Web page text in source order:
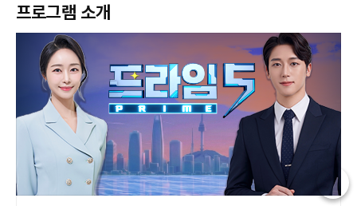
프로그램 소개